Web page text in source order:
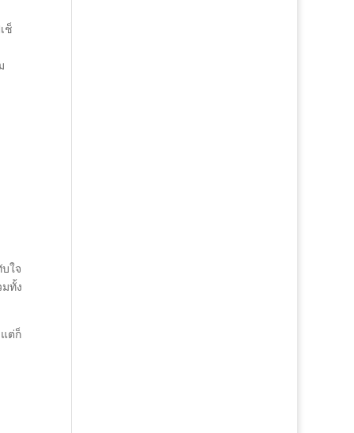
ช็
ใจ
ทั้ง
ต่ก็